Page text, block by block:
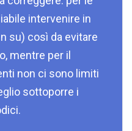
intervenire in
su) così da evitare
mentre per il
non ci sono limiti
sottoporre i